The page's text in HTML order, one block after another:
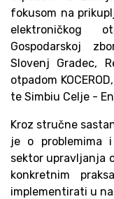
fokusom na
elektroničkog
Gospodarskoj
Slovenj Gradec,
otpadom
te Simbiu Celje -
Kroz stručne
je o problemima
sektor upravljanja
konkretnim
implementirati u